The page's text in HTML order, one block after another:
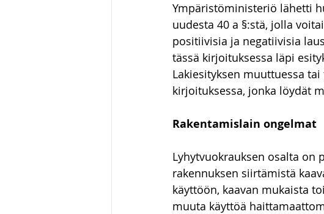
Kamppailu, väkivalta ja voimakeinot
Viestintä Urheiluoikeus Rikoslaki
huumausainerikos
Ympäristöministeriö lähetti
uudesta 40 a §:stä, jolla
positiivisia ja negatiivisia
tässä kirjoituksessa läpi
Lakiesityksen muuttuessa
kirjoituksessa, jonka löydät
Rakentamislain ongelmat
Lyhytvuokrauksen osalta on
rakennuksen siirtämistä
käyttöön, kaavan mukaista
muuta käyttöä